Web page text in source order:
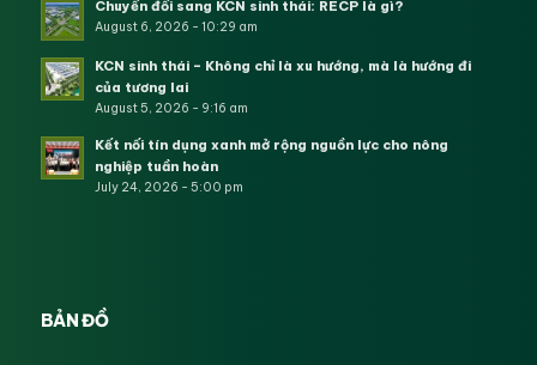
Chuyển đổi sang KCN sinh thái: RECP là gì?
August 6, 2026 - 10:29 am
KCN sinh thái – Không chỉ là xu hướng, mà là hướng đi
của tương lai
August 5, 2026 - 9:16 am
Kết nối tín dụng xanh mở rộng nguồn lực cho nông
nghiệp tuần hoàn
July 24, 2026 - 5:00 pm
BẢN ĐỒ